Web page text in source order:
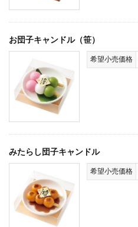
お団子キャンドル（笹）
希望小売価格
みたらし団子キャンドル
希望小売価格